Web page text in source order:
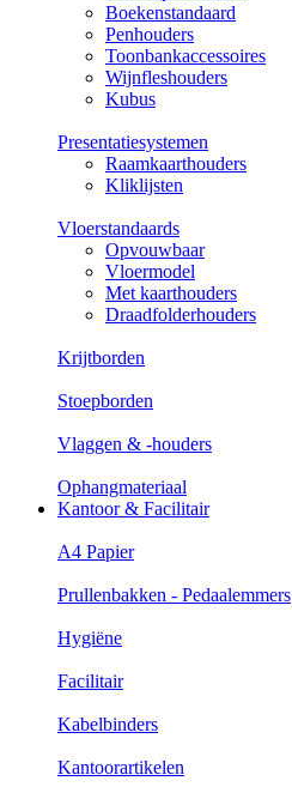
Boekenstandaard
Penhouders
Toonbankaccessoires
Wijnfleshouders
Kubus
Presentatiesystemen
Raamkaarthouders
Kliklijsten
Vloerstandaards
Opvouwbaar
Vloermodel
Met kaarthouders
Draadfolderhouders
Krijtborden
Stoepborden
Vlaggen & -houders
Ophangmateriaal
Kantoor & Facilitair
A4 Papier
Prullenbakken - Pedaalemmers
Hygiëne
Facilitair
Kabelbinders
Kantoorartikelen